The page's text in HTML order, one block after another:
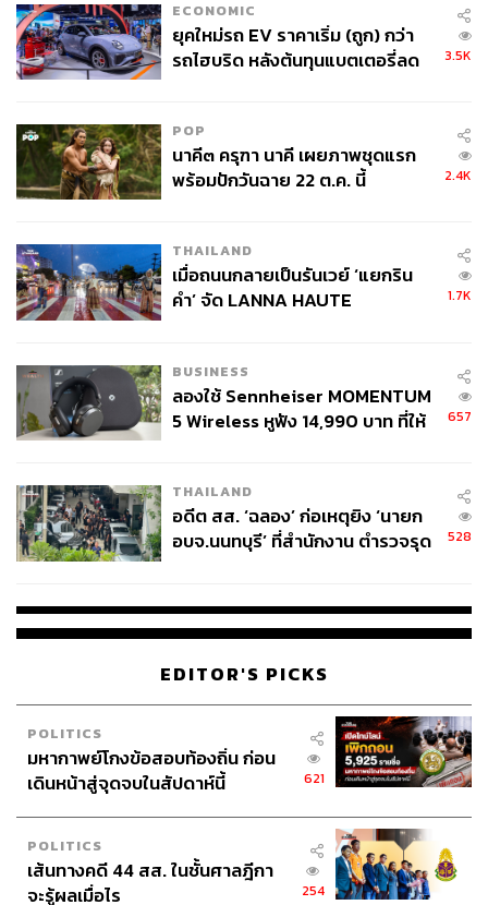
AI แต่เป็นส่วนหนึ่งของกลยุทธ์ในการย้ายงบไปลงทุนกับ AI
โดยคาดหวังว่าจะประสบความสำเร็จในอนาคต” แคธี รอสส์
นักวิเคราะห์อาวุโสจาก Gartner กล่าว
นักวิเคราะห์ยังคาดว่า การทุ่มเงินลงทุนด้านโครงสร้างพื้น
ฐาน AI อาจแตะจุดสูงสุดราวปี 2028 ซึ่งหลังจากนั้นบริษัทเท
คอาจมีความยืดหยุ่นทางการเงินมากขึ้น และอาจหนุนให้การ
จ้างงานกลับมาฟื้นตัวอีกครั้ง
หมายเหตุ : ใช้อัตราแลกเปลี่ยน 1 ดอลลาร์สหรัฐ เท่ากับ
32.04 บาท ณ วันที่ 21 เมษายน 2569
อ้างอิง:
https://edition.cnn.com/2026/04/23/tech/meta-layoffs-
10-percent-staff-ai
percent-8000-employees/
https://www.businessinsider.com/tech-layoffs-jobs-hit
-ai-air-pocket-what-happens-next-2026-4
สามารถติดตาม THE STANDARD WEALTH
ผ่านแอปพลิเคชันต่างๆ ที่คุณสะดวกหรือใช้งานอยู่แล้วได้เลย
TAGS: Alexander Wang คนตกงาน
Sundar Pichai
ปลดพนักงาน
ECONOMIC
ยุคใหม่รถ EV ราคาเริ่ม (ถูก) กว่า
รถไฮบริด หลังต้นทุนแบตเตอรี่ลด
3.5K
POP
นาคี๓ ครุฑา นาคี เผยภาพชุดแรก
พร้อมปักวันฉาย 22 ต.ค. นี้
2.4K
THAILAND
เมื่อถนนกลายเป็นรันเวย์ ‘แยกริน
คำ’ จัด LANNA HAUTE
1.7K
BUSINESS
ลองใช้ Sennheiser MOMENTUM
5 Wireless หูฟัง 14,990 บาท ที่ให้
657
THAILAND
อดีต สส. ‘ฉลอง’ ก่อเหตุยิง ‘นายก
อบจ.นนทบุรี’ ที่สำนักงาน ตำรวจรุด
528
EDITOR'S PICKS
POLITICS
มหากาพย์โกงข้อสอบท้องถิ่น ก่อน
เดินหน้าสู่จุดจบในสัปดาห์นี้
621
POLITICS
เส้นทางคดี 44 สส. ในชั้นศาลฎีกา
จะรู้ผลเมื่อไร
254